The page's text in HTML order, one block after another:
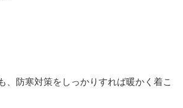
、防寒対策をしっかりすれば暖かく着こ